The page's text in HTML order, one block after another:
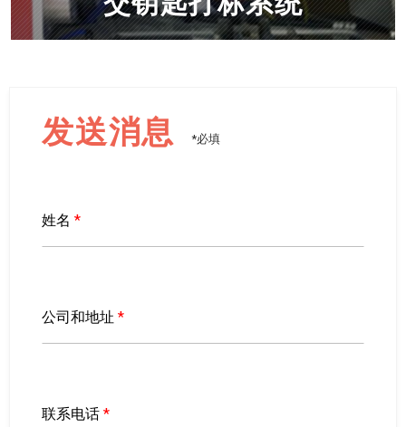
发送消息 *必填
姓名 *
公司和地址 *
联系电话 *